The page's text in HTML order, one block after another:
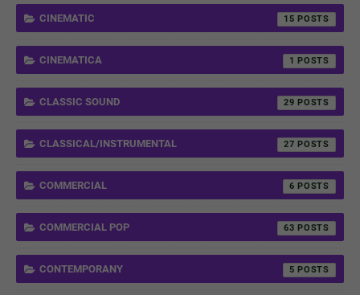
CINEMATIC 15
CINEMATICA 1
CLASSIC SOUND 29
CLASSICAL/INSTRUMENTAL 27
COMMERCIAL 6
COMMERCIAL POP 63
CONTEMPORANY 5